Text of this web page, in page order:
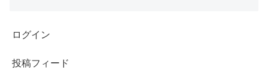
ログイン
投稿フィード